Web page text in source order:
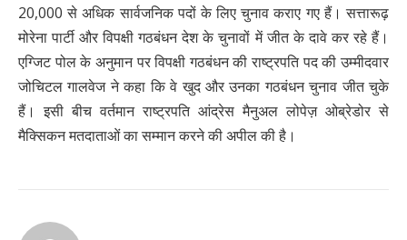
20,000 से अधिक सार्वजनिक पदों के लिए चुनाव कराए गए हैं। सत्तारूढ़
मोरेना पार्टी और विपक्षी गठबंधन देश के चुनावों में जीत के दावे कर रहे हैं।
एग्जिट पोल के अनुमान पर विपक्षी गठबंधन की राष्ट्रपति पद की उम्मीदवार
जोचिटल गालवेज ने कहा कि वे खुद और उनका गठबंधन चुनाव जीत चुके
हैं। इसी बीच वर्तमान राष्ट्रपति आंद्रेस मैनुअल लोपेज़ ओब्रेडोर से
मैक्सिकन मतदाताओं का सम्मान करने की अपील की है।